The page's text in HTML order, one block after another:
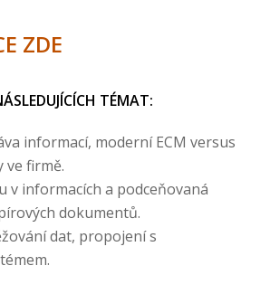
ZDE
TÉMAT:
informací, moderní ECM versus
ve firmě.
v informacích a podceňovaná
dokumentů.
dat, propojení s